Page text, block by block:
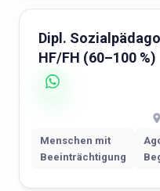
Dipl.
HF/FH (60–100 %)
Menschen mit
Beeinträchtigung